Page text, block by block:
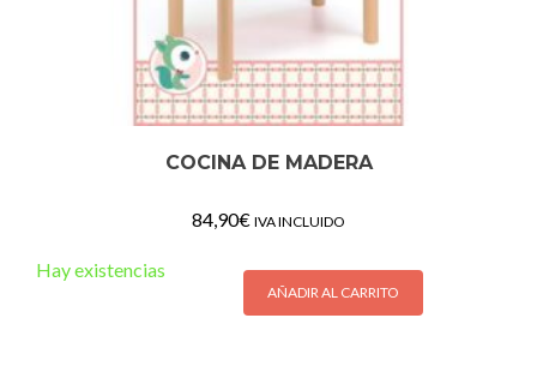
COCINA DE MADERA
84,90€ IVA INCLUIDO
Hay existencias
AÑADIR AL CARRITO